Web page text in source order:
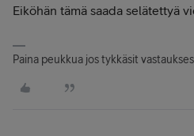
Eiköhän tämä saada selätettyä
Paina peukkua jos tykkäsit